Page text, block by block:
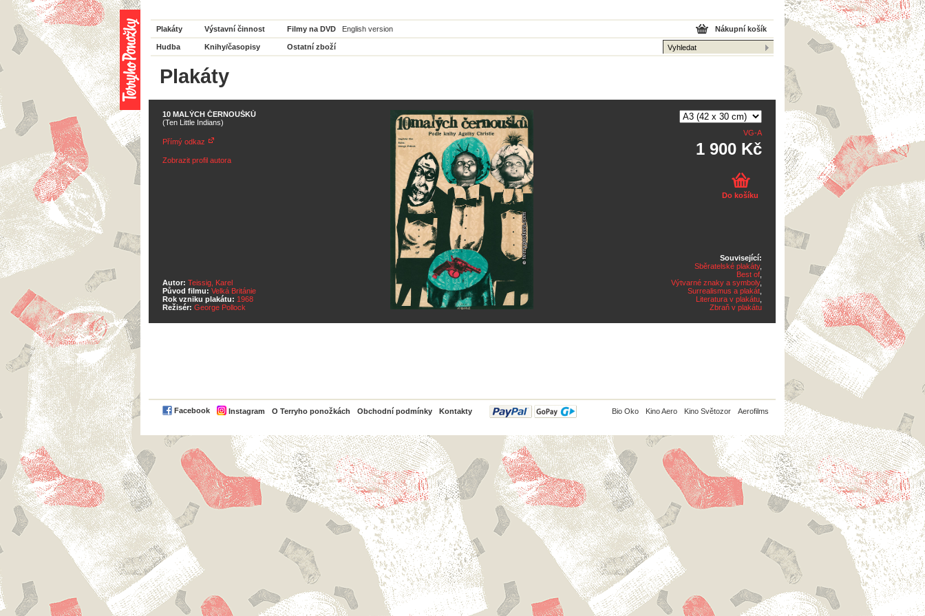
Plakáty Výstavní činnost Filmy na DVD English version
Hudba Knihy/časopisy Ostatní zboží
Nákupní košík
Plakáty
10 MALÝCH ČERNOUŠKŮ
(Ten Little Indians)
Přímý odkaz
Zobrazit profil autora
Autor: Teissig, Karel
Původ filmu: Velká Británie
Rok vzniku plakátu: 1968
Režisér: George Pollock
VG-A
1 900 Kč
Do košíku
Související:
Sběratelské plakáty,
Best of
Výtvarné znaky a symboly,
Surrealismus a plakát
Literatura v plakátu
Zbraň v plakátu
Facebook Instagram O Terryho ponožkách Obchodní podmínky Kontakty
PayPal Bio Oko Kino Aero Kino Světozor Aerofilms